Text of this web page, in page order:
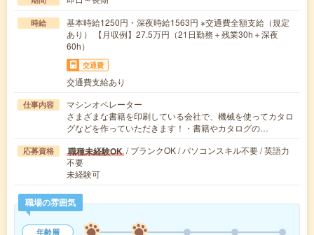
時給
基本時給1250円・深夜時給1563円 ※交通費全額支給（規定
あり） 【月収例】27.5万円（21日勤務＋残業30h＋深夜
60h）
交通費
交通費支給あり
仕事内容
マシンオペレーター
さまざまな書籍を印刷している会社で、機械を使ってカタロ
グなどを作っていただきます！・書籍やカタログの…
応募資格 職種未経験OK / ブランクOK / パソコンスキル不要 / 英語力
不要
未経験可
職場の雰囲気
年齢層